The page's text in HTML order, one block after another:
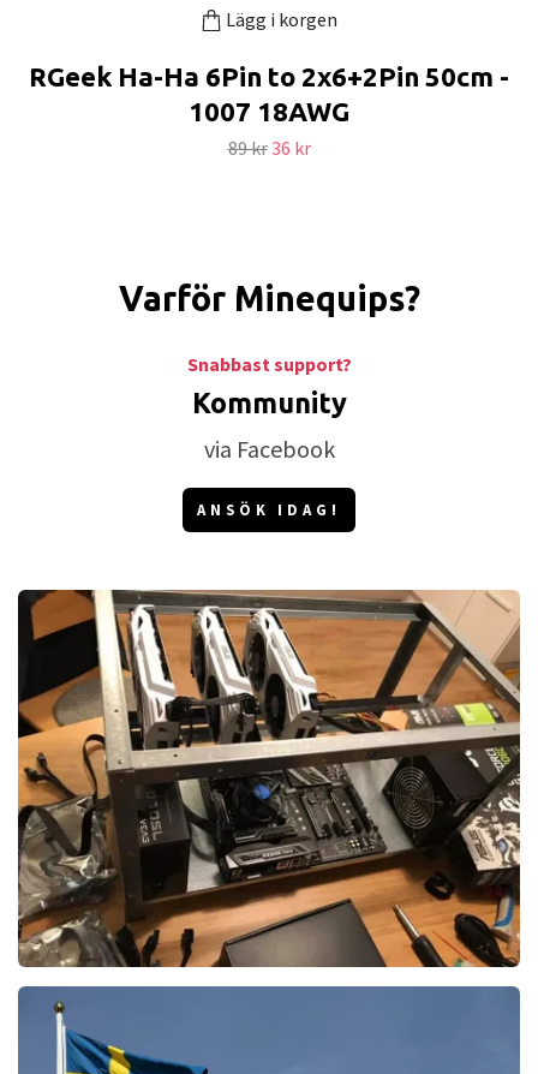
Lägg i korgen
RGeek Ha-Ha 6Pin to 2x6+2Pin 50cm -
1007 18AWG
89 kr36 kr
Varför Minequips?
Snabbast support?
Kommunity
via Facebook
ANSÖK IDAG!